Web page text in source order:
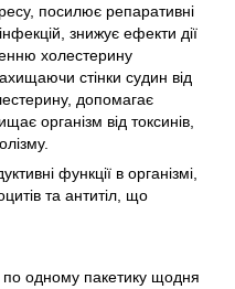
посилює репаративні
знижує ефекти дії
холестерину
стінки судин від
допомагає
організм від токсинів,
функції в організмі,
та антитіл, що
по одному пакетику щодня